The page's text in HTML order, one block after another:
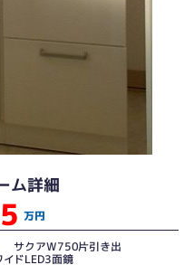
ム詳細
万円
アW750片引き出
ドLED3面鏡